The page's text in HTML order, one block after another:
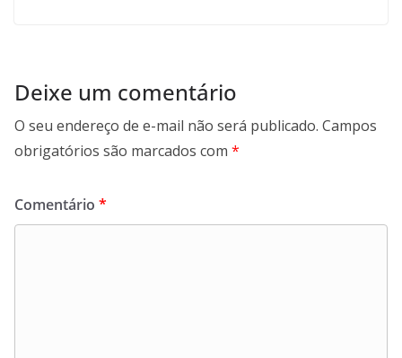
Deixe um comentário
O seu endereço de e-mail não será publicado. Campos
obrigatórios são marcados com *
Comentário *